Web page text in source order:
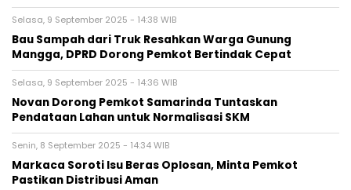
Selasa, 9 September 2025 - 14:38 WIB
Bau Sampah dari Truk Resahkan Warga Gunung
Mangga, DPRD Dorong Pemkot Bertindak Cepat
Selasa, 9 September 2025 - 14:36 WIB
Novan Dorong Pemkot Samarinda Tuntaskan
Pendataan Lahan untuk Normalisasi SKM
Senin, 8 September 2025 - 14:34 WIB
Markaca Soroti Isu Beras Oplosan, Minta Pemkot
Pastikan Distribusi Aman